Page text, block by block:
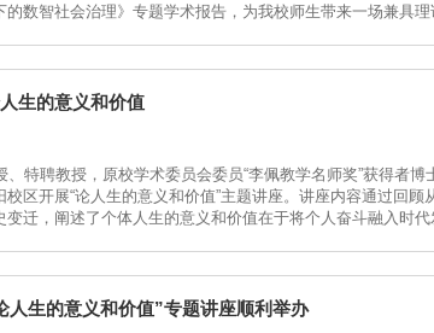
数智社会治理》专题学术报告，为我校师生带来一场兼具理
生的意义和价值
特聘教授，原校学术委员会委员“李佩教学名师奖”获得者博
区开展“论人生的意义和价值”主题讲座。讲座内容通过回顾
迁，阐述了个体人生的意义和价值在于将个人奋斗融入时代
人生的意义和价值”专题讲座顺利举办